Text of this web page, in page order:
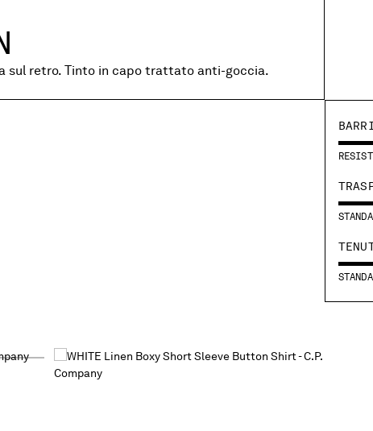
sul retro. Tinto in capo trattato anti-goccia.